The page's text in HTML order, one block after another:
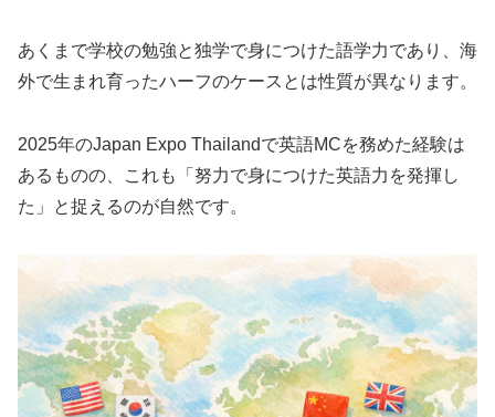
あくまで学校の勉強と独学で身につけた語学力であり、海
外で生まれ育ったハーフのケースとは性質が異なります。
2025年のJapan Expo Thailandで英語MCを務めた経験は
あるものの、これも「努力で身につけた英語力を発揮し
た」と捉えるのが自然です。